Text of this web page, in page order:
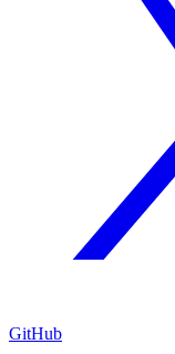
GitHub